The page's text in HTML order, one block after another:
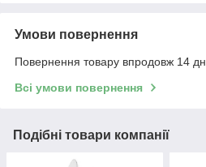
Умови повернення
Повернення товару впродовж 14
Всі умови повернення
Подібні товари компанії